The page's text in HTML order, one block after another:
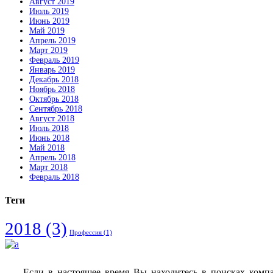
Июль 2019
Июнь 2019
Май 2019
Апрель 2019
Март 2019
Февраль 2019
Январь 2019
Декабрь 2018
Ноябрь 2018
Октябрь 2018
Сентябрь 2018
Август 2018
Июль 2018
Июнь 2018
Май 2018
Апрель 2018
Март 2018
Февраль 2018
Теги
2018 (3) Профессия (1)